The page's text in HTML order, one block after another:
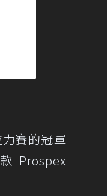
賽的冠軍
Prospex